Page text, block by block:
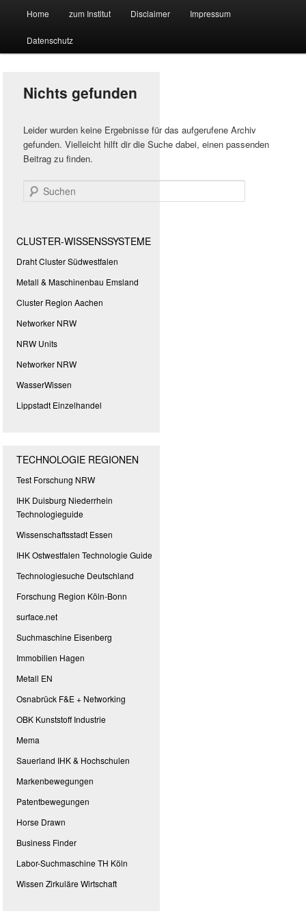
Suchmaschine Forschung und
Technologie
Zum
primären
springen
Zum
sekundären
springen
Home zum Institut Disclaimer Impressum
Datenschutz
Nichts gefunden
Leider wurden keine Ergebnisse für das aufgerufene Archiv
gefunden. Vielleicht hilft dir die Suche dabei, einen passenden
Beitrag zu finden.
Suchen
CLUSTER-WISSENSSYSTEME
Draht Cluster Südwestfalen
Metall & Maschinenbau Emsland
Cluster Region Aachen
Networker NRW
NRW Units
Networker NRW
WasserWissen
Lippstadt Einzelhandel
TECHNOLOGIE REGIONEN
Test Forschung NRW
IHK Duisburg Niederrhein
Technologieguide
Wissenschaftsstadt Essen
IHK Ostwestfalen Technologie Guide
Technologiesuche Deutschland
Forschung Region Köln-Bonn
surface.net
Suchmaschine Eisenberg
Immobilien Hagen
Metall EN
Osnabrück F&E + Networking
OBK Kunststoff Industrie
Mema
Sauerland IHK & Hochschulen
Markenbewegungen
Patentbewegungen
Horse Drawn
Business Finder
Labor-Suchmaschine TH Köln
Wissen Zirkuläre Wirtschaft